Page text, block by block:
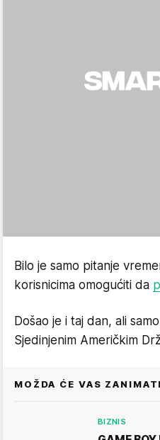
Bilo je samo pitanje
korisnicima omogućiti da
Došao je i taj dan, ali
Sjedinjenim Američkim
MOŽDA ĆE VAS
BIZNIS